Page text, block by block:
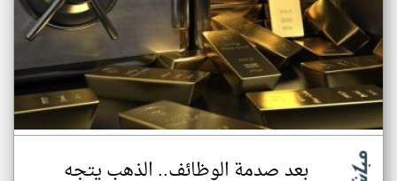
بعد صدمة الوظائف.. الذهب يتجه